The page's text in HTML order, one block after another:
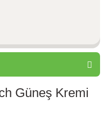
Güneş Kremi